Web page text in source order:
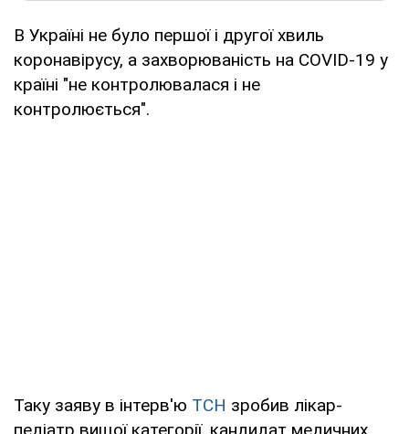
В Україні не було першої і другої хвиль
коронавірусу, а захворюваність на COVID-19 у
країні "не контролювалася і не
контролюється".
Таку заяву в інтерв'ю ТСН зробив лікар-
педіатр вищої категорії, кандидат медичних